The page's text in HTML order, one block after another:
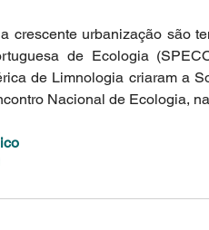
crescente urbanização são
de Ecologia
de Limnologia criaram a
Nacional de Ecologia,